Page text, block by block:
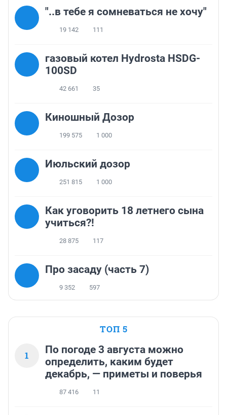
"..в тебе я сомневаться не хочу"
19 142 111
газовый котел Hydrosta HSDG-
100SD
42 661 35
Киношный Дозор
199 575 1 000
Июльский дозор
251 815 1 000
Как уговорить 18 летнего сына
учиться?!
28 875 117
Про засаду (часть 7)
9 352 597
ТОП 5
1
По погоде 3 августа можно
определить, каким будет
декабрь, — приметы и поверья
87 416 11